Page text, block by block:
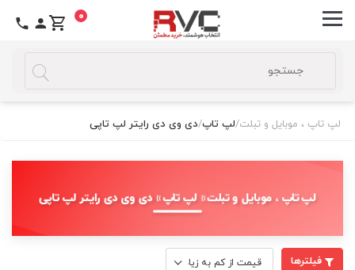
0
لپ تاپ ، موبایل و تبلت/لپ تاپ/دی وی دی رایتر لپ تاپی
لپ تاپ ، موبایل و تبلت » لپ تاپ » دی وی دی رایتر لپ تاپی
فیلترها